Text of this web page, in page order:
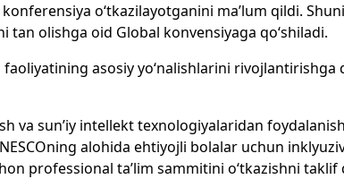
o‘tkazilayotganini ma’lum qildi.
tan olishga oid Global konvensiyaga qo‘shiladi.
faoliyatining asosiy yo‘nalishlarini
va sun’iy intellekt texnologiyalaridan
alohida ehtiyojli bolalar uchun
professional ta’lim sammitini o‘tkazishni taklif